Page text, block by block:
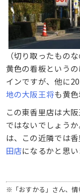
（切り取ったもの
黄色の看板という
インですが、他に
地の大阪王将も黄色
この東香里店は大
ではないでしょう
は、この近隣では
田店になるかと思い
※「おすかる」さん、